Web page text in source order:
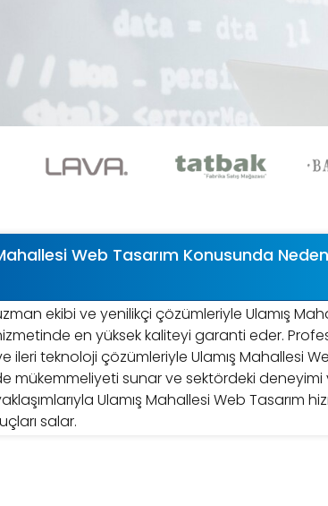
Web Tasarım Konusunda
ekibi ve yenilikçi çözümleriyle Ulamış
en yüksek kaliteyi garanti eder.
ileri teknoloji çözümleriyle Ulamış Mahallesi
mükemmeliyeti sunar ve sektördeki deneyimi
Ulamış Mahallesi Web Tasarım
salar.